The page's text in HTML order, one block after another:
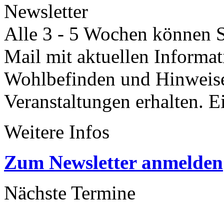
Newsletter
Alle 3 - 5 Wochen können
Mail mit aktuellen
Wohlbefinden und
Veranstaltungen erhalten.
Weitere Infos
Zum Newsletter anmelden
Nächste Termine